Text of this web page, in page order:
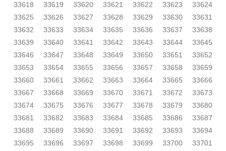
33618
33619 33620 33621 33622 33623
33624
33625
33626 33627 33628 33629 33630
33631
33632
33633 33634 33635 33636 33637
33638
33639
33640 33641 33642 33643 33644
33645
33646
33647 33648 33649 33650 33651
33652
33653
33654 33655 33656 33657 33658
33659
33660
33661 33662 33663 33664 33665
33666
33667
33668 33669 33670 33671 33672
33673
33674
33675 33676 33677 33678 33679
33680
33681
33682 33683 33684 33685 33686
33687
33688
33689 33690 33691 33692 33693
33694
33695
33696 33697 33698 33699 33700 33701